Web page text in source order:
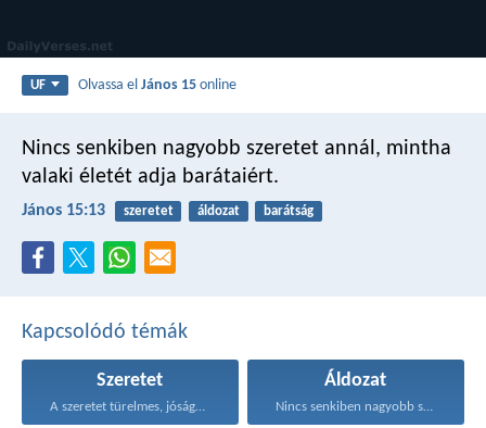
UF Olvassa elJános 15 online
Nincs senkiben nagyobb szeretet annál, mintha
valaki életét adja barátaiért.
János 15:13 szeretet áldozat barátság
Kapcsolódó témák
Szeretet
A szeretet türelmes, jóságos...
Áldozat
Nincs senkiben nagyobb szeretet...